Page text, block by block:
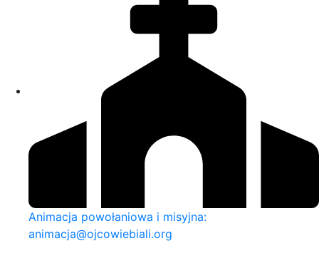
Animacja powołaniowa i misyjna:
animacja@ojcowiebiali.org